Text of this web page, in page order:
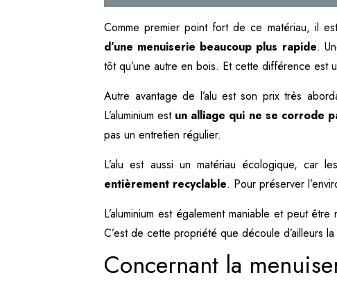
Comme premier point fort de ce matériau, il
d’une menuiserie beaucoup plus rapide.
tôt qu’une autre en bois. Et cette différence
Autre avantage de l’alu est son prix très
L’aluminium est un alliage qui ne se corrode
pas un entretien régulier.
L’alu est aussi un matériau écologique, car
entièrement recyclable. Pour préserver
L’aluminium est également maniable et peut
C’est de cette propriété que découle d’ailleurs
Concernant la